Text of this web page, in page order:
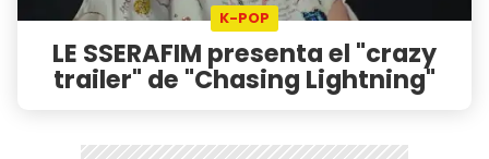
K-POP
LE SSERAFIM presenta el "crazy
trailer" de "Chasing Lightning"